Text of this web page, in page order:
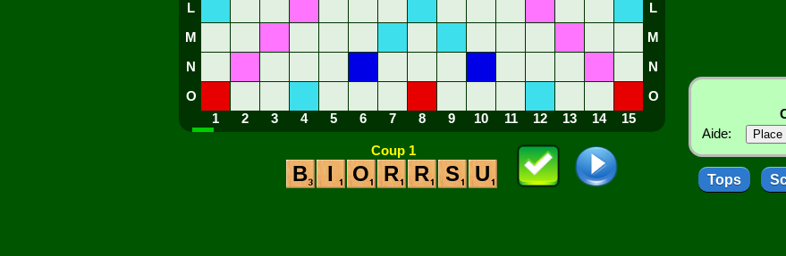
L L
M M
N N
O
O
1
2 3 4 5 6 7 8 9 10 11 12 13 14 15
Coup 1
B I O R R S U
Aide:
Tops